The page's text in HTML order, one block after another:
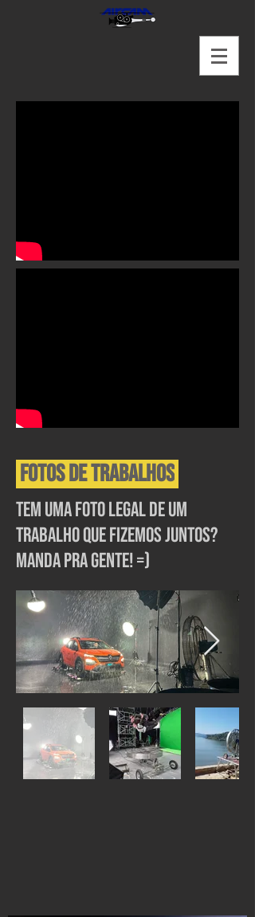
Fotos de Trabalhos
Tem uma foto legal de um
trabalho que fizemos juntos?
Manda pra gente! =)